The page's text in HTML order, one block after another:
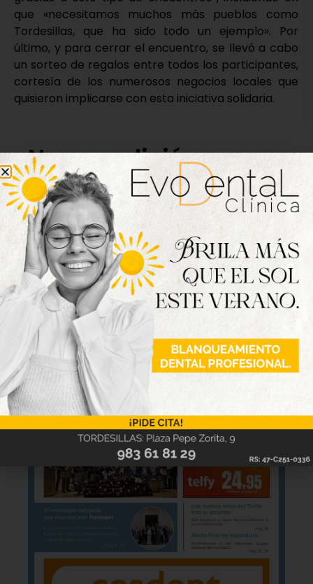
que «necesitamos muchos más pueblos como
Tordesillas, que ha sido todo un ejemplo». Por
último, y para cerrar el encuentro, se llevó a cabo
un sorteo de regalos entre todos los participantes,
cortesía de los numerosos negocios locales que
quisieron implicarse con esta iniciativa solidaria.
Nueva edición
disponible
Hazte ya con la trigésimo séptima edición de
la revista Tordesillas al día. Haz clic sobre la
imagen para verla online.